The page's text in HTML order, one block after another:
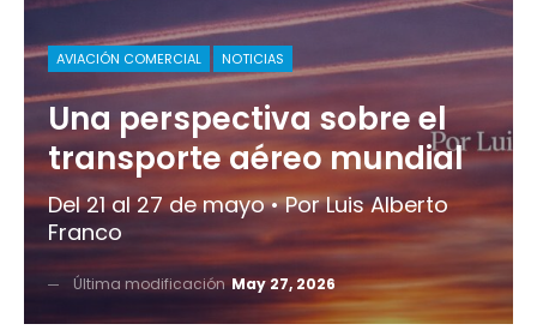
AVIACIÓN COMERCIAL NOTICIAS
Una perspectiva sobre el
transporte aéreo mundial
Del 21 al 27 de mayo • Por Luis Alberto
Franco
Última modificaciónMay 27, 2026